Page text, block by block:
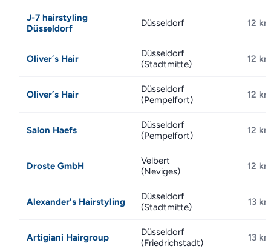
J-7 hairstyling
Düsseldorf
Düsseldorf 12 km
Oliver´s Hair
Düsseldorf
(Stadtmitte)
12 km
Oliver´s Hair
Düsseldorf
(Pempelfort)
12 km
Salon Haefs
Düsseldorf
(Pempelfort)
12 km
Droste GmbH
Velbert
(Neviges)
12 km
Alexander's Hairstyling
Düsseldorf
(Stadtmitte)
13 km
Artigiani Hairgroup
Düsseldorf
(Friedrichstadt)
13 km